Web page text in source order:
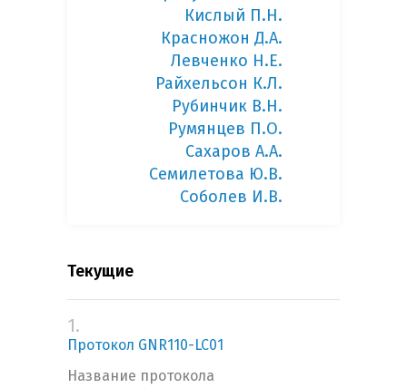
Кислый П.Н.
Красножон Д.А.
Левченко Н.Е.
Райхельсон К.Л.
Рубинчик В.Н.
Румянцев П.О.
Сахаров А.А.
Семилетова Ю.В.
Соболев И.В.
Текущие
1.
Протокол GNR110-LC01
Название протокола